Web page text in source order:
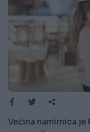
Većina namirnica je